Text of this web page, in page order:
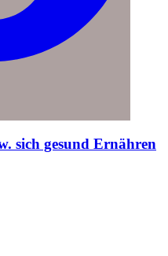
sich gesund Ernähren